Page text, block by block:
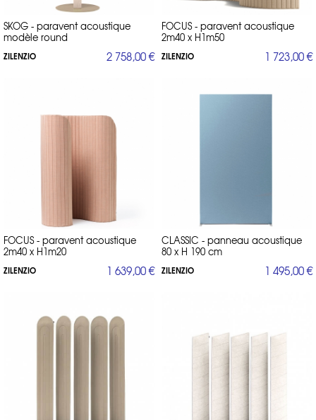
SKOG - paravent acoustique
modèle round
ZILENZIO 2 758,00 €
FOCUS - paravent acoustique
2m40 x H1m50
ZILENZIO 1 723,00 €
FOCUS - paravent acoustique
2m40 x H1m20
ZILENZIO 1 639,00 €
CLASSIC - panneau acoustique
80 x H 190 cm
ZILENZIO 1 495,00 €